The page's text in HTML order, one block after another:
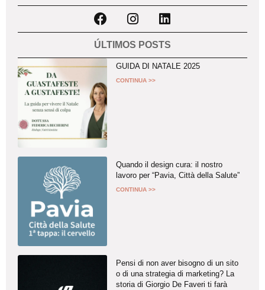
ÚLTIMOS POSTS
GUIDA DI NATALE 2025
CONTINUA >>
Quando il design cura: il nostro
lavoro per “Pavia, Città della Salute”
CONTINUA >>
Pensi di non aver bisogno di un sito
o di una strategia di marketing? La
storia di Giorgio De Faveri ti farà